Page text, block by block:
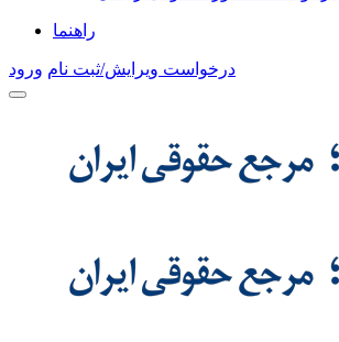
راهنما
درخواست ویرایش/ثبت نام ورود